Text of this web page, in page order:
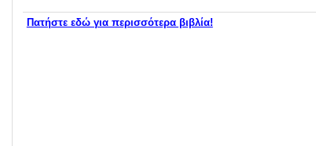
Πατήστε εδώ για περισσότερα βιβλία!